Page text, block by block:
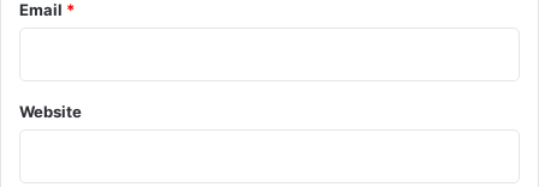
Email *
Website